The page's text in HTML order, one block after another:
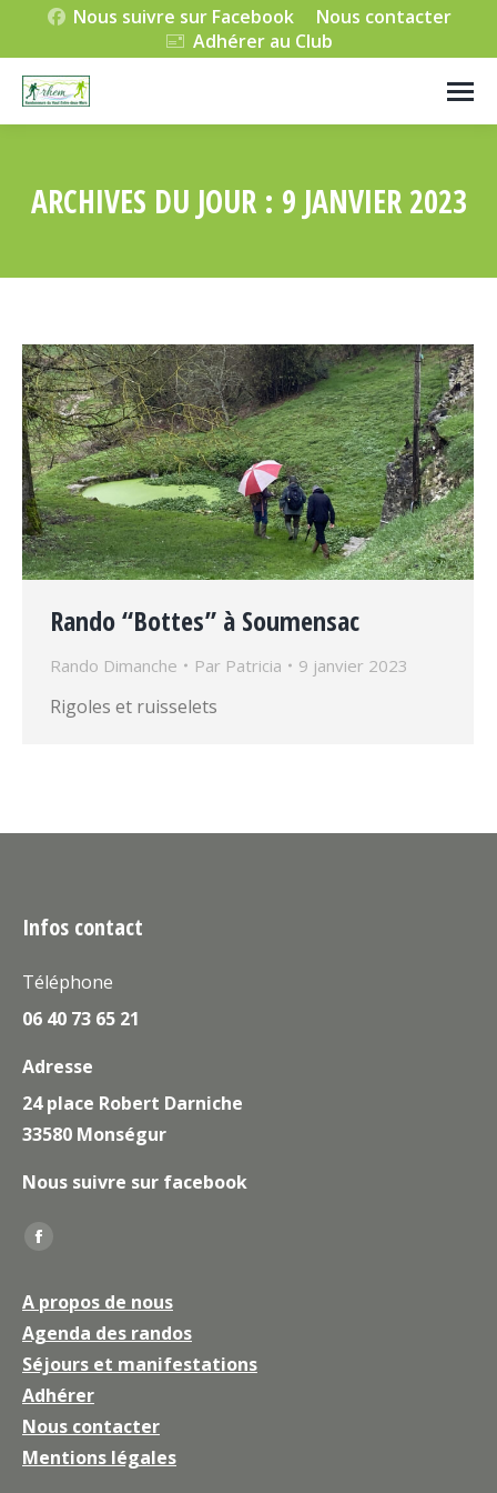
Nous suivre sur Facebook
Nous contacter
Adhérer au Club
ARCHIVES DU JOUR : 9 JANVIER 2023
Rando “Bottes” à Soumensac
Rando Dimanche Par Patricia 9 janvier 2023
Rigoles et ruisselets
Infos contact
Téléphone
06 40 73 65 21
Adresse
24 place Robert Darniche
33580 Monségur
Nous suivre sur facebook
Trouvez nous sur :
La
Facebook
s'ouvre
dans
une
nouvelle
fenêtre
A propos de nous
Agenda des randos
Séjours et manifestations
Adhérer
Nous contacter
Mentions légales